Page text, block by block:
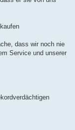
dass wir noch nie
Service und unserer